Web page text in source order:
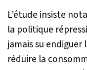
L’étude insiste
la politique
jamais su
réduire la